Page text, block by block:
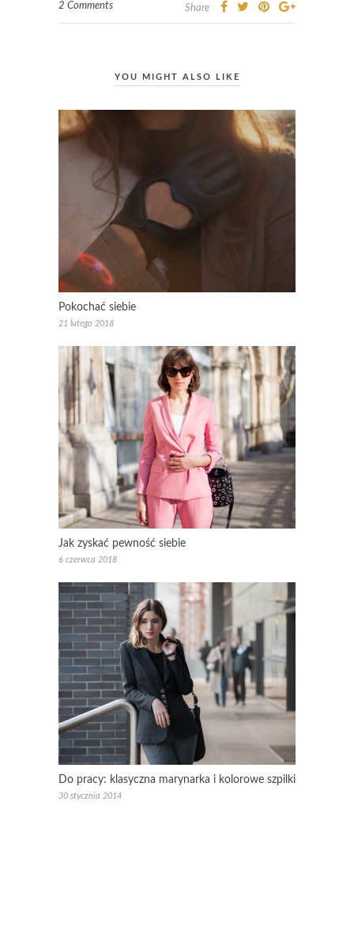
2 Comments Share
YOU MIGHT ALSO LIKE
Pokochać siebie
21 lutego 2018
Jak zyskać pewność siebie
6 czerwca 2018
Do pracy: klasyczna marynarka i kolorowe szpilki
30 stycznia 2014